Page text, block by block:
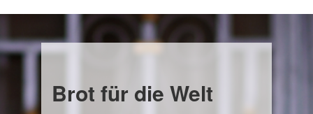
Brot für die Welt